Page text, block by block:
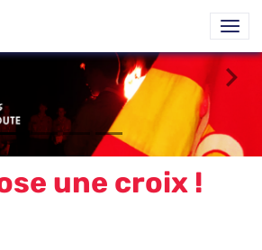
une croix !